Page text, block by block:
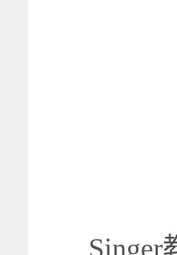
Singer